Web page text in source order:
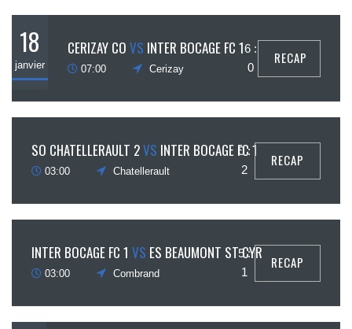
18
janvier
CERIZAY CO VS INTER BOCAGE FC 1
07:00 Cerizay
6 :
0
RECAP
SO CHATELLERAULT 2VS INTER BOCAGE FC 1
03:00 Chatellerault
0 :
2
RECAP
INTER BOCAGE FC 1 VS ES BEAUMONT ST CYR
03:00 Combrand
5 :
1
RECAP